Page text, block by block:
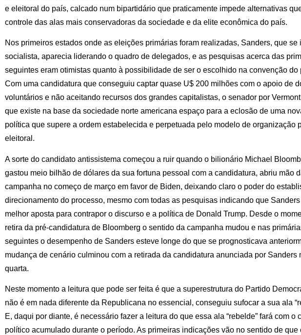
e eleitoral do país, calcado num bipartidário que praticamente impede alternativas
controle das alas mais conservadoras da sociedade e da elite econômica do país.
Nos primeiros estados onde as eleições primárias foram realizadas, Sanders, que se
socialista, aparecia liderando o quadro de delegados, e as pesquisas acerca das
seguintes eram otimistas quanto à possibilidade de ser o escolhido na convenção do
Com uma candidatura que conseguiu captar quase U$ 200 milhões com o apoio de
voluntários e não aceitando recursos dos grandes capitalistas, o senador por
que existe na base da sociedade norte americana espaço para a eclosão de uma
política que supere a ordem estabelecida e perpetuada pelo modelo de organização
eleitoral.
A sorte do candidato antissistema começou a ruir quando o bilionário Michael
gastou meio bilhão de dólares da sua fortuna pessoal com a candidatura, abriu mão
campanha no começo de março em favor de Biden, deixando claro o poder do
direcionamento do processo, mesmo com todas as pesquisas indicando que
melhor aposta para contrapor o discurso e a política de Donald Trump. Desde o
retira da pré-candidatura de Bloomberg o sentido da campanha mudou e nas
seguintes o desempenho de Sanders esteve longe do que se prognosticava
mudança de cenário culminou com a retirada da candidatura anunciada por Sanders
quarta.
Neste momento a leitura que pode ser feita é que a superestrutura do Partido
não é em nada diferente da Republicana no essencial, conseguiu sufocar a sua ala
E, daqui por diante, é necessário fazer a leitura do que essa ala “rebelde” fará com o
político acumulado durante o período. As primeiras indicações vão no sentido de que